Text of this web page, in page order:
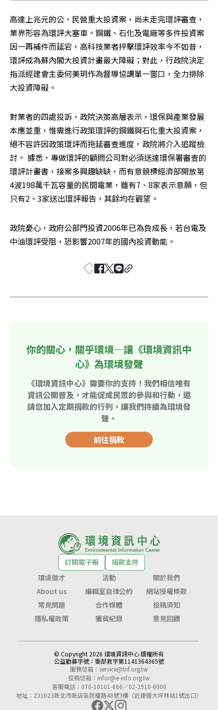
高達上兆元的公、民營重大投資案，尚未走完環評審查，
業界形容為環評大塞車。鋼鐵、石化及電廠等多件投資案
因一再補件而延宕，高科技業者抨擊環評效率今不如昔，
環評成為蘇內閣大投資計畫最大障礙；對此，行政院決定
指派經建會主委何美玥作為督導協調單一窗口，全力排除
大投資障礙。
對業者的四處投訴，政院決策高層表示，環保與產業發展
本應並重，惟需進行政策環評的鋼鐵與石化重大投資案，
絕不容許因政策環評而拖延審查進度，政院將介入追蹤檢
討。 據悉，專做環評的顧問公司對必須送達環保署審查的
環評計畫書，接案多興趣缺缺，而有意競標經濟部開放第
4波198萬千瓦容量的民間電業，雖有7、8家表示意願，但
只有2、3家送出環評報告，其餘均在觀望。
政院憂心，政府公部門投資2006年已為負成長，若台電及
中油環評受阻，恐影響2007年的國內投資動能。
你的關心，關乎環境—讓《環境資訊中
心》為環境發聲
《環境資訊中心》需要你的支持！我們相信唯有
資訊公開普及，才能促成民眾的參與和行動，邀
請您加入定期捐款的行列，讓我們持續為環境發
聲。
前往捐款
訂閱電子報
捐款支持
環境徵才
活動
關於我們
About us
編輯室自律公約
網站授權條款
常見問題
合作媒體
投稿須知
隱私權政策
獲獎紀錄 意見回饋
© Copyright 2026 環境資訊中心 版權所有
公益勸募字號： 衛部救字第1141364365號
服務信箱： service@tnf.org.tw
投稿信箱： infor@e-info.org.tw
客服電話：070-10101-666／02-2910-6000
地址：231023新北市新店區民權路48號3樓（近捷運大坪林站1號出口）